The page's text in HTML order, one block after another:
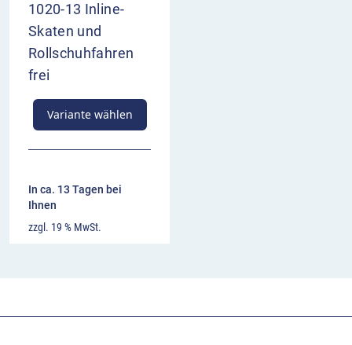
1020-13 Inline-
Skaten und
Rollschuhfahren
frei
Variante wählen
In ca. 13 Tagen bei
Ihnen
zzgl. 19 % MwSt.